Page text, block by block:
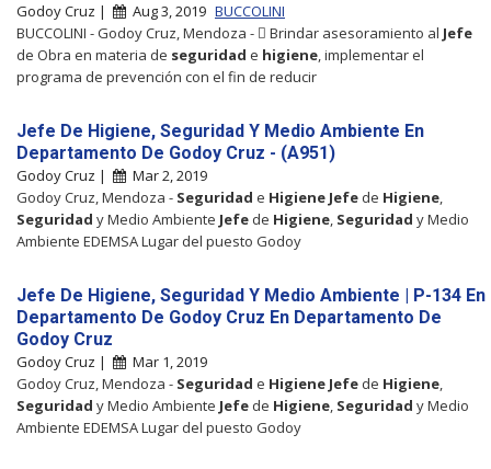
Godoy Cruz | Aug 3, 2019 BUCCOLINI
BUCCOLINI - Godoy Cruz, Mendoza -  Brindar asesoramiento al Jefe
de Obra en materia de seguridad e higiene , implementar el
programa de prevención con el fin de reducir
Jefe De Higiene, Seguridad Y Medio Ambiente En
Departamento De Godoy Cruz - (A951)
Godoy Cruz |
Mar 2, 2019
Godoy Cruz, Mendoza - Seguridad e Higiene Jefe de Higiene
Seguridad y Medio Ambiente Jefe de Higiene Seguridad y Medio
Ambiente EDEMSA Lugar del puesto Godoy
Jefe De Higiene, Seguridad Y Medio Ambiente | P-134 En
Departamento De Godoy Cruz En Departamento De
Godoy Cruz
Godoy Cruz |
Mar 1, 2019
Godoy Cruz, Mendoza - Seguridad e Higiene Jefe de Higiene
Seguridad y Medio Ambiente Jefe de Higiene Seguridad y Medio
Ambiente EDEMSA Lugar del puesto Godoy